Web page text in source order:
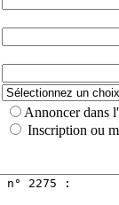
Annoncer dans
Inscription ou